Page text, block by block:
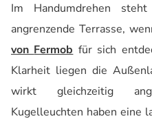
Im Handumdrehen
angrenzende Terrasse,
von Fermob für sich
Klarheit liegen die
wirkt gleichzeitig
Kugelleuchten haben eine